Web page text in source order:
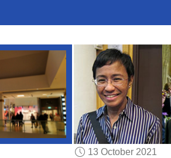
13 October 2021